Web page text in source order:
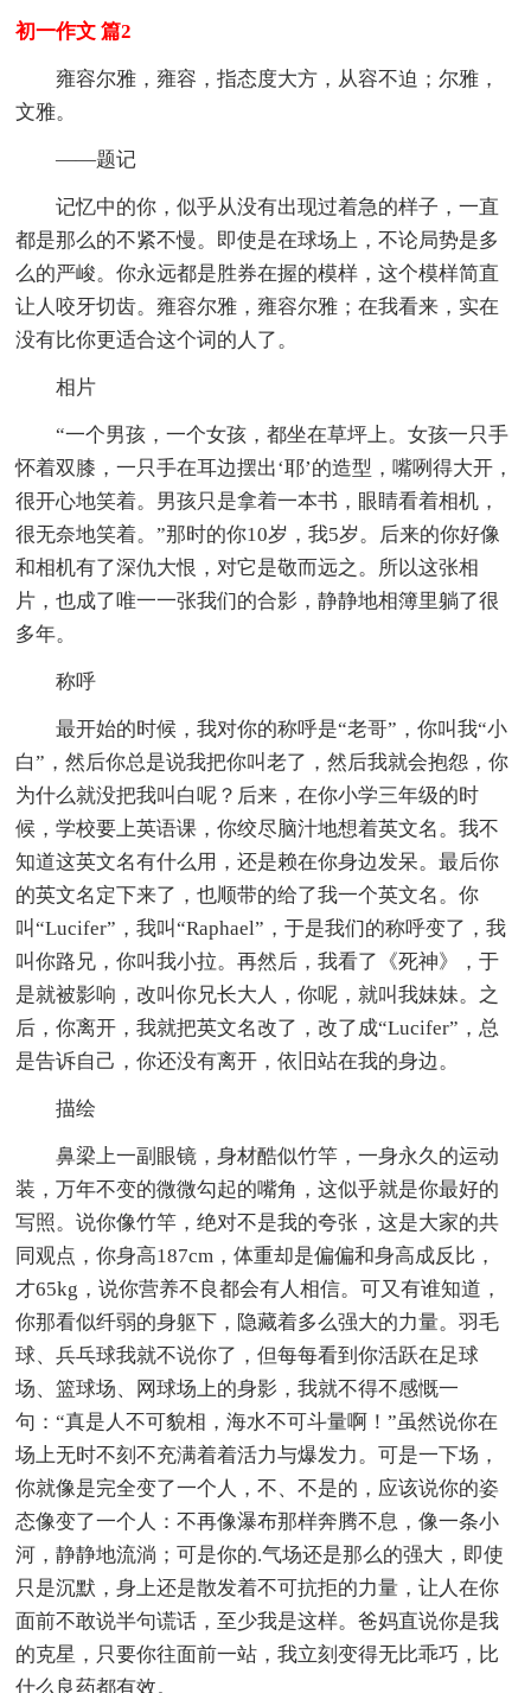
初一作文 篇2
雍容尔雅，雍容，指态度大方，从容不迫；尔雅，
文雅。
——题记
记忆中的你，似乎从没有出现过着急的样子，一直
都是那么的不紧不慢。即使是在球场上，不论局势是多
么的严峻。你永远都是胜券在握的模样，这个模样简直
让人咬牙切齿。雍容尔雅，雍容尔雅；在我看来，实在
没有比你更适合这个词的人了。
相片
“一个男孩，一个女孩，都坐在草坪上。女孩一只手
怀着双膝，一只手在耳边摆出‘耶’的造型，嘴咧得大开，
很开心地笑着。男孩只是拿着一本书，眼睛看着相机，
很无奈地笑着。”那时的你10岁，我5岁。后来的你好像
和相机有了深仇大恨，对它是敬而远之。所以这张相
片，也成了唯一一张我们的合影，静静地相簿里躺了很
多年。
称呼
最开始的时候，我对你的称呼是“老哥”，你叫我“小
白”，然后你总是说我把你叫老了，然后我就会抱怨，你
为什么就没把我叫白呢？后来，在你小学三年级的时
候，学校要上英语课，你绞尽脑汁地想着英文名。我不
知道这英文名有什么用，还是赖在你身边发呆。最后你
的英文名定下来了，也顺带的给了我一个英文名。你
叫“Lucifer”，我叫“Raphael”，于是我们的称呼变了，我
叫你路兄，你叫我小拉。再然后，我看了《死神》，于
是就被影响，改叫你兄长大人，你呢，就叫我妹妹。之
后，你离开，我就把英文名改了，改了成“Lucifer”，总
是告诉自己，你还没有离开，依旧站在我的身边。
描绘
鼻梁上一副眼镜，身材酷似竹竿，一身永久的运动
装，万年不变的微微勾起的嘴角，这似乎就是你最好的
写照。说你像竹竿，绝对不是我的夸张，这是大家的共
同观点，你身高187cm，体重却是偏偏和身高成反比，
才65kg，说你营养不良都会有人相信。可又有谁知道，
你那看似纤弱的身躯下，隐藏着多么强大的力量。羽毛
球、兵乓球我就不说你了，但每每看到你活跃在足球
场、篮球场、网球场上的身影，我就不得不感慨一
句：“真是人不可貌相，海水不可斗量啊！”虽然说你在
场上无时不刻不充满着着活力与爆发力。可是一下场，
你就像是完全变了一个人，不、不是的，应该说你的姿
态像变了一个人：不再像瀑布那样奔腾不息，像一条小
河，静静地流淌；可是你的.气场还是那么的强大，即使
只是沉默，身上还是散发着不可抗拒的力量，让人在你
面前不敢说半句谎话，至少我是这样。爸妈直说你是我
的克星，只要你往面前一站，我立刻变得无比乖巧，比
什么良药都有效。